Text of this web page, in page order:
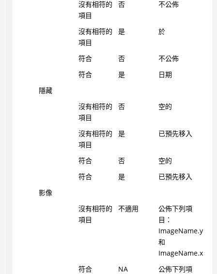
沒有相符的
項目
否 不公佈
沒有相符的
項目
是 於
符合 否
不公佈
符合
是
日期
隱藏
沒有相符的
項目
否 空的
沒有相符的
項目
是 已預先移入
符合 否
空的
符合
是
已預先移入
影像
沒有相符的
項目
不適用
公佈下列項
目：
ImageName.y
和
ImageName.x
符合
NA
公佈下列項